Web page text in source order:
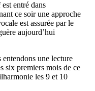
est entré dans
ce soir une approche
est assurée par le
aujourd’hui
une lecture
six premiers mois de ce
les 9 et 10